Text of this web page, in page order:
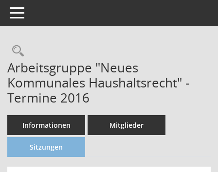
Toggle navigation
Arbeitsgruppe "Neues
Kommunales Haushaltsrecht" -
Termine 2016
Informationen Mitglieder
Sitzungen